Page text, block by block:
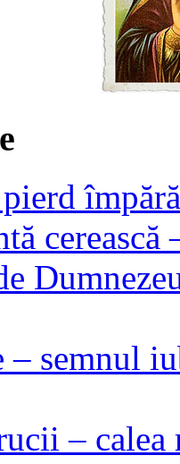
– semnul
–